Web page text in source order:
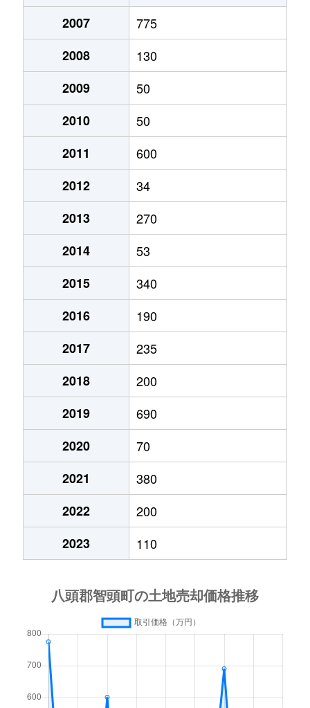
2007
775
2008
130
2009
50
2010
50
2011
600
2012
34
2013
270
2014
53
2015
340
2016
190
2017
235
2018
200
2019
690
2020
70
2021
380
2022
200
2023
110